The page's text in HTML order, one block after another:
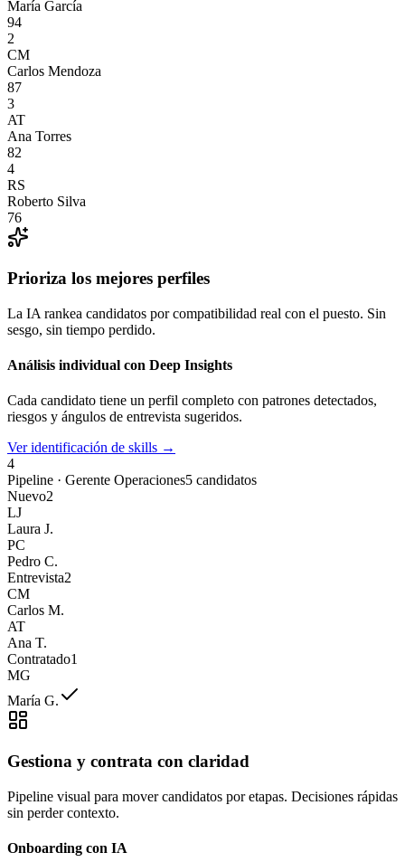
María García
94
2
CM
Carlos Mendoza
87
3
AT
Ana Torres
82
4
RS
Roberto Silva
76
Prioriza los mejores perfiles
La IA rankea candidatos por compatibilidad real con el puesto. Sin
sesgo, sin tiempo perdido.
Análisis individual con Deep Insights
Cada candidato tiene un perfil completo con patrones detectados,
riesgos y ángulos de entrevista sugeridos.
Ver identificación de skills →
4
Pipeline · Gerente Operaciones5 candidatos
Nuevo2
LJ
Laura J.
PC
Pedro C.
Entrevista2
CM
Carlos M.
AT
Ana T.
Contratado1
MG
María G.
Gestiona y contrata con claridad
Pipeline visual para mover candidatos por etapas. Decisiones rápidas
sin perder contexto.
Onboarding con IA